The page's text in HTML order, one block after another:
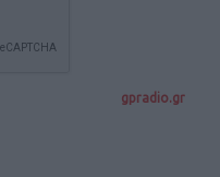
gpradio.gr